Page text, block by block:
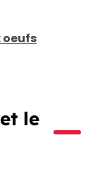
oeufs
le